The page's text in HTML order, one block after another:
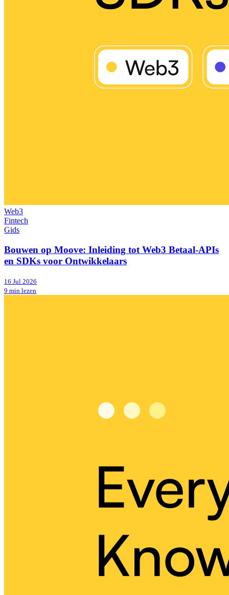
Web3
Fintech
Gids
Bouwen op Moove: Inleiding tot Web3 Betaal-APIs
en SDKs voor Ontwikkelaars
16 Jul 2026
9 min lezen